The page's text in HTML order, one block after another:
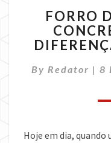
FORRO
By Redator | 8
Hoje em dia,